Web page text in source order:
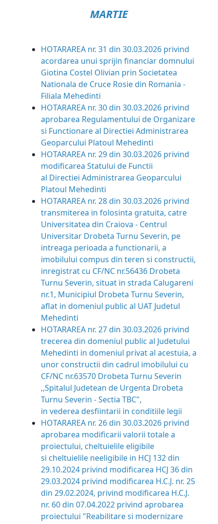
MARTIE
HOTARAREA nr. 31 din 30.03.2026 privind
acordarea unui sprijin financiar domnului
Giotina Costel Olivian prin Societatea
Nationala de Cruce Rosie din Romania -
Filiala Mehedinti
HOTARAREA nr. 30 din 30.03.2026 privind
aprobarea Regulamentului de Organizare
si Functionare al Directiei Administrarea
Geoparcului Platoul Mehedinti
HOTARAREA nr. 29 din 30.03.2026 privind
modificarea Statului de Functii
al Directiei Administrarea Geoparcului
Platoul Mehedinti
HOTARAREA nr. 28 din 30.03.2026 privind
transmiterea in folosinta gratuita, catre
Universitatea din Craiova - Centrul
Universitar Drobeta Turnu Severin, pe
intreaga perioada a functionarii, a
imobilului compus din teren si constructii,
inregistrat cu CF/NC nr.56436 Drobeta
Turnu Severin, situat in strada Calugareni
nr.1, Municipiul Drobeta Turnu Severin,
aflat in domeniul public al UAT Judetul
Mehedinti
HOTARAREA nr. 27 din 30.03.2026 privind
trecerea din domeniul public al Judetului
Mehedinti in domeniul privat al acestuia, a
unor constructii din cadrul imobilului cu
CF/NC nr.63570 Drobeta Turnu Severin
,,Spitalul Judetean de Urgenta Drobeta
Turnu Severin - Sectia TBC",
in vederea desfiintarii in conditiile legii
HOTARAREA nr. 26 din 30.03.2026 privind
aprobarea modificarii valorii totale a
proiectului, cheltuielile eligibile
si cheltuielile neeligibile in HCJ 132 din
29.10.2024 privind modificarea HCJ 36 din
29.03.2024 privind modificarea H.C.J. nr. 25
din 29.02.2024, privind modificarea H.C.J.
nr. 60 din 07.04.2022 privind aprobarea
proiectului "Reabilitare si modernizare